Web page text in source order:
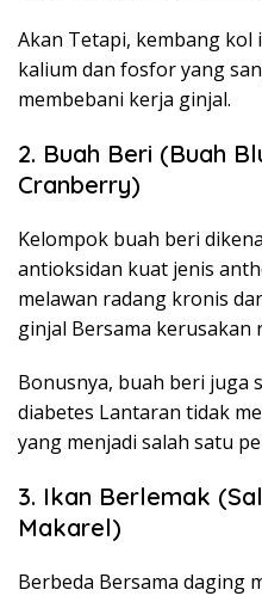
Akan Tetapi, kembang
kalium dan fosfor yang
membebani kerja ginjal.
2. Buah Beri (Buah
Cranberry)
Kelompok buah beri
antioksidan kuat jenis
melawan radang kronis
ginjal Bersama kerusakan
Bonusnya, buah beri juga
diabetes Lantaran tidak
yang menjadi salah satu
3. Ikan Berlemak
Makarel)
Berbeda Bersama daging